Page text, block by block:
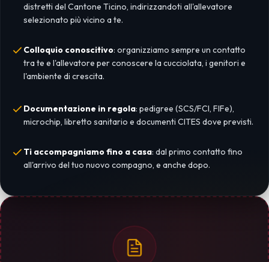
distretti del Cantone Ticino, indirizzandoti all'allevatore
selezionato più vicino a te.
Colloquio conoscitivo: organizziamo sempre un contatto
tra te e l'allevatore per conoscere la cucciolata, i genitori e
l'ambiente di crescita.
Documentazione in regola: pedigree (SCS/FCI, FIFe),
microchip, libretto sanitario e documenti CITES dove previsti.
Ti accompagniamo fino a casa: dal primo contatto fino
all'arrivo del tuo nuovo compagno, e anche dopo.